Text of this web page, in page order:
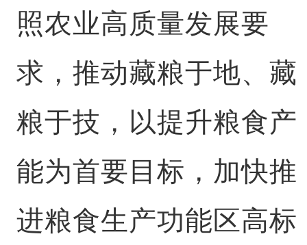
照农业高质量发展要
求，推动藏粮于地、藏
粮于技，以提升粮食产
能为首要目标，加快推
进粮食生产功能区高标